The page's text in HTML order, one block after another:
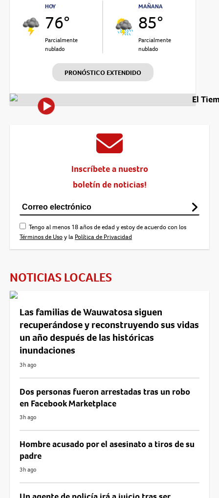
HOY
76°
Parcialmente
nublado
MAÑANA
85°
Parcialmente
nublado
PRONÓSTICO EXTENDIDO
El
Inscríbete a nuestro
boletín de noticias!
Tengo al menos 18 años de edad y estoy de acuerdo con los
Términos de Usoy la Política de Privacidad
NOTICIAS LOCALES
Las familias de Wauwatosa siguen
recuperándose y reconstruyendo sus vidas
un año después de las históricas
inundaciones
3h ago
Dos personas fueron arrestadas tras un robo
en Facebook Marketplace
3h ago
Hombre acusado por el asesinato a tiros de su
padre
3h ago